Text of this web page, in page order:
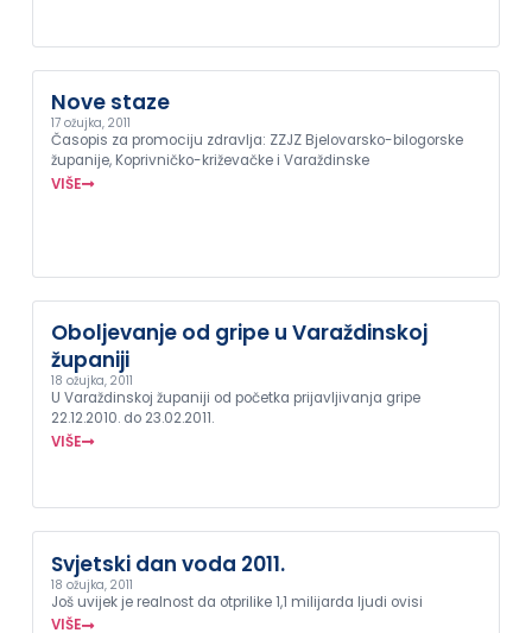
Nove staze
17 ožujka, 2011
Časopis za promociju zdravlja: ZZJZ Bjelovarsko-bilogorske
županije, Koprivničko-križevačke i Varaždinske
VIŠE
Oboljevanje od gripe u Varaždinskoj
županiji
18 ožujka, 2011
U Varaždinskoj županiji od početka prijavljivanja gripe
22.12.2010. do 23.02.2011.
VIŠE
Svjetski dan voda 2011.
18 ožujka, 2011
Još uvijek je realnost da otprilike 1,1 milijarda ljudi ovisi
VIŠE